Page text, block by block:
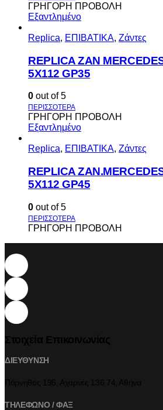
ΓΡΗΓΟΡΗ ΠΡΟΒΟΛΗ
Εξαντλημένο
Replica, ΕΠΙΒΑΤΙΚΑ, Ζάντες
REPLICA ZAN
5X112 GP35
0 out of 5
ΓΡΗΓΟΡΗ ΠΡΟΒΟΛΗ
Εξαντλημένο
Replica, ΕΠΙΒΑΤΙΚΑ, Ζάντες
REPLICA
5X112 GP45
0 out of 5
ΓΡΗΓΟΡΗ ΠΡΟΒΟΛΗ
ΔΙΕΥΘΥΝΣΗ
ΤΗΛΕΦΩΝΟ / ΦΑΞ